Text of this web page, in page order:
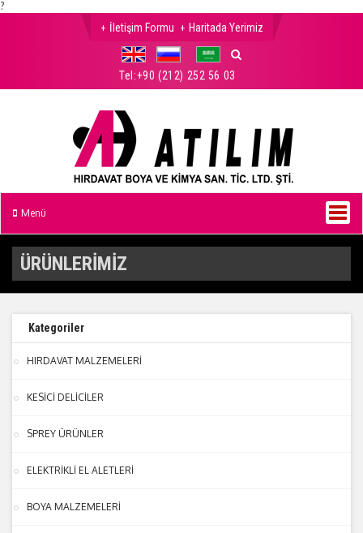
?
Tel:+90 (212) 252 56 03
İletişim Formu Haritada Yerimiz
Menü
ÜRÜNLERİMİZ
Kategoriler
HIRDAVAT MALZEMELERİ
KESİCİ DELİCİLER
SPREY ÜRÜNLER
ELEKTRİKLİ EL ALETLERİ
BOYA MALZEMELERİ